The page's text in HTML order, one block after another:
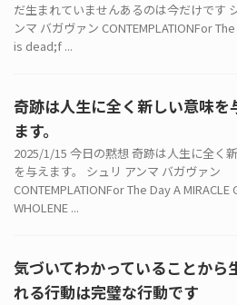
だ生まれていませんあるのは今だけです
ンマ バガヴァン CONTEMPLATIONFor
is dead;f ...
奇跡は人生に全く新しい意味を
ます。
2025/1/15 今日の黙想 奇跡は人生に全く
を与えます。 シュリ アンマ バガヴァン
CONTEMPLATIONFor The Day A MIRACLE
WHOLENE ...
気づいてわかっていることから
れる行動は完璧な行動です